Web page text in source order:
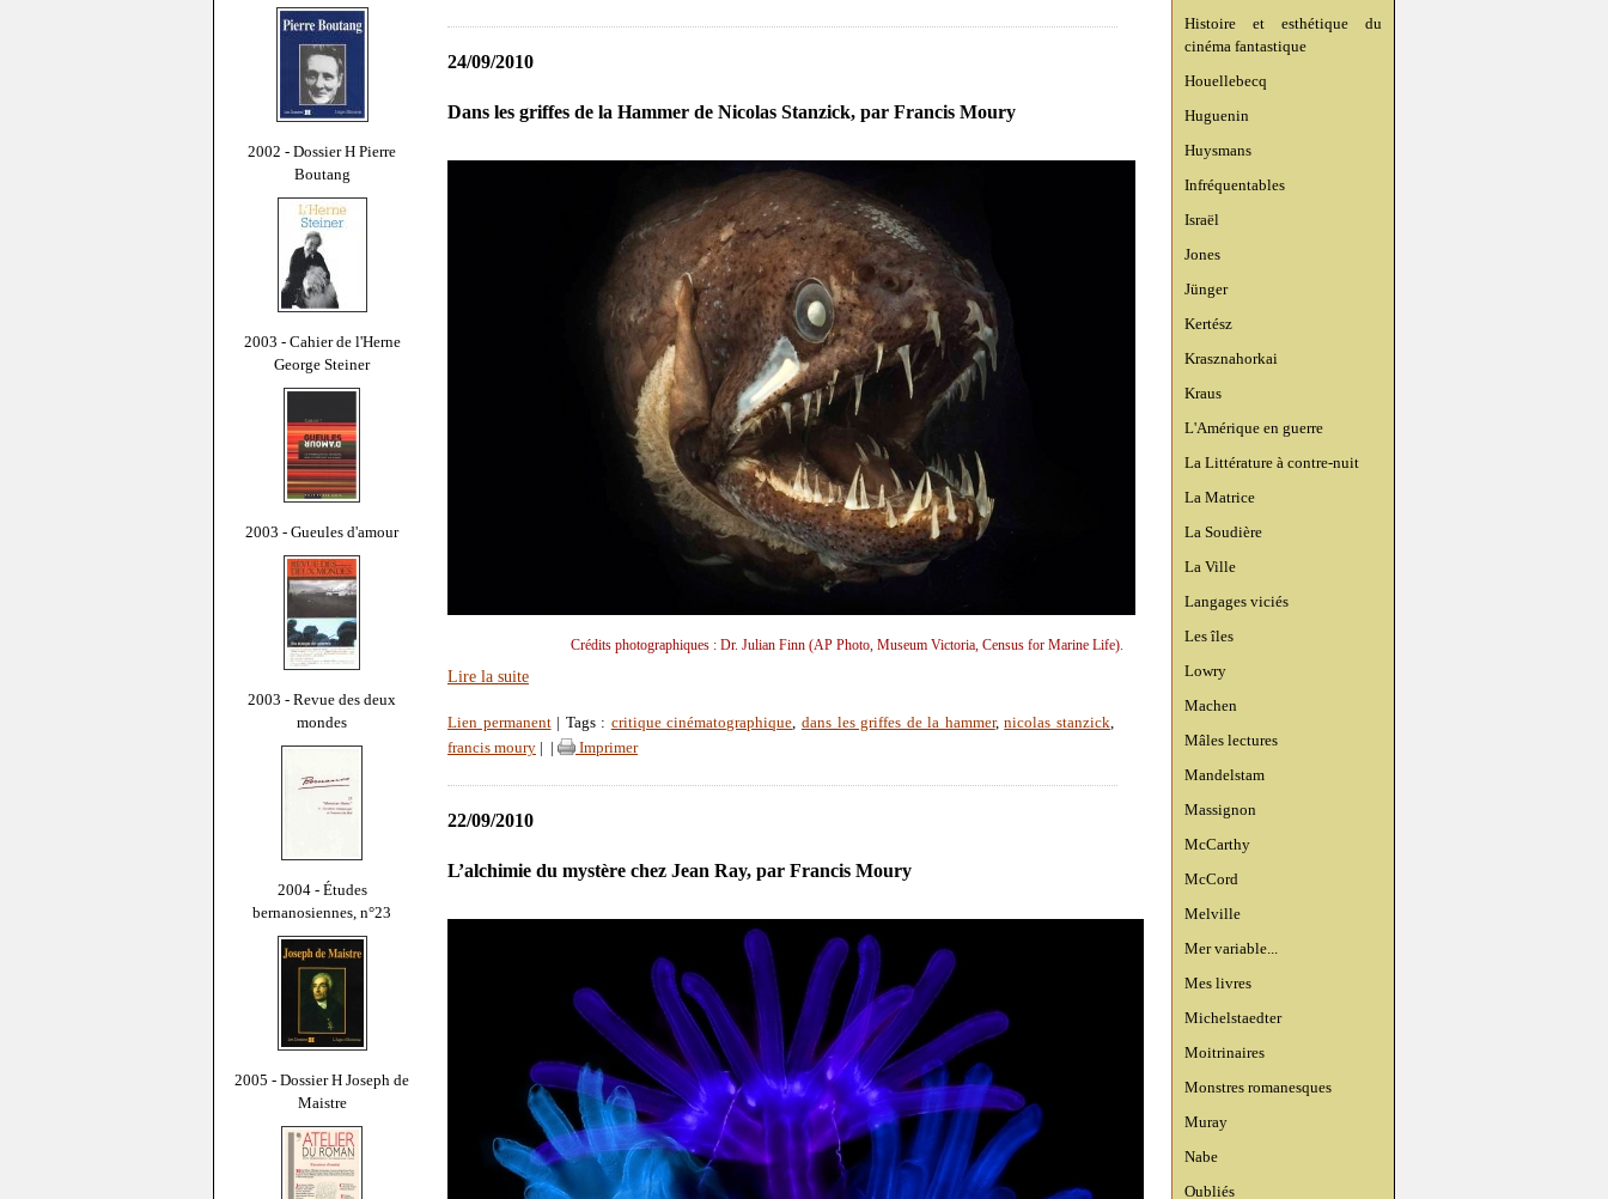
2002 - Dossier H Pierre
Boutang
2003 - Cahier de l'Herne
George Steiner
2003 - Gueules d'amour
2003 - Revue des deux
mondes
2004 - Études
bernanosiennes, n°23
2005 - Dossier H Joseph de
Maistre
Histoire et esthétique du
cinéma fantastique
Houellebecq
Huguenin
Huysmans
Infréquentables
Israël
Jones
Jünger
Kertész
Krasznahorkai
Kraus
L'Amérique en guerre
La Littérature à contre-nuit
La Matrice
La Soudière
La Ville
Langages viciés
Les îles
Lowry
Machen
Mâles lectures
Mandelstam
Massignon
McCarthy
McCord
Melville
Mer variable...
Mes livres
Michelstaedter
Moitrinaires
Monstres romanesques
Muray
Nabe
Oubliés
24/09/2010
Dans les griffes de la Hammer de Nicolas Stanzick, par Francis Moury
Crédits photographiques : Dr. Julian Finn (AP Photo, Museum Victoria, Census for Marine Life).
Lire la suite
Lien permanent| Tags : critique cinématographique, dans les griffes de la hammer,nicolas stanzick,
francis moury
Imprimer
22/09/2010
L’alchimie du mystère chez Jean Ray, par Francis Moury